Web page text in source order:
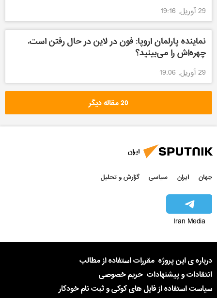
29 آوریل, 19:16
نماینده پارلمان اروپا: فون در لاین در حال رفتن است.
چهره‌اش را می‌بینید؟
29 آوریل, 19:06
20 مقاله دیگر
ایران
جهان ایران سیاسی گزارش و تحلیل
Iran Media
درباره ی این پروژه مقررات استفاده از مطالب
انتقادات و پیشنهادات حریم خصوصی
سیاست استفاده از فایل های کوکی و ثبت نام خودکار